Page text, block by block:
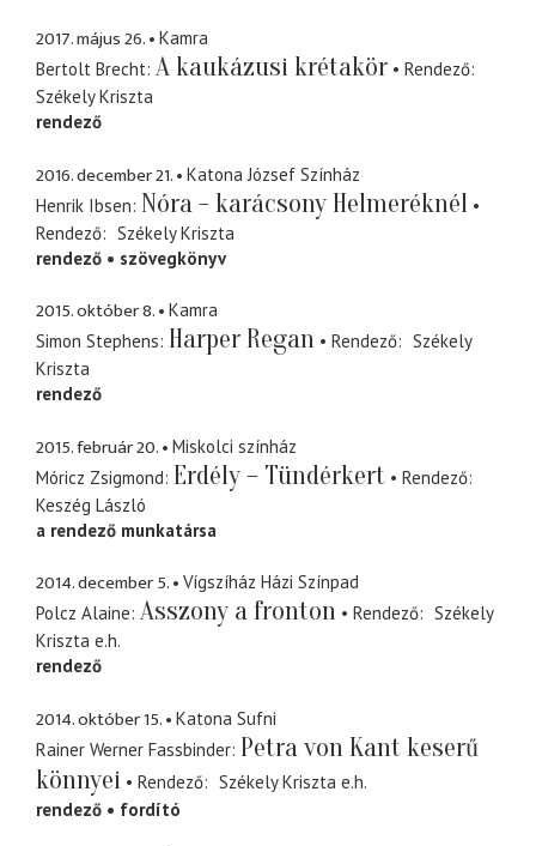
2017. május 26.
Kamra
Bertolt Brecht A kaukázusi krétakör
Rendező
Székely Kriszta
rendező
2016. december 21.
Katona József Színház
Henrik Ibsen Nóra - karácsony Helmeréknél
Rendező
Székely Kriszta
rendező
szövegkönyv
2015. október 8.
Kamra
Simon Stephens Harper Regan Rendező
Székely
Kriszta
rendező
2015. február 20.
Miskolci színház
Móricz Zsigmond Erdély – Tündérkert
Rendező
Keszég László
a rendező munkatársa
2014. december 5.
Vígszíház Házi Színpad
Polcz Alaine Asszony a fronton Rendező
Székely
Kriszta e.h.
rendező
2014. október 15.
Katona Sufni
Rainer Werner Fassbinder Petra von Kant keserű
könnyei
Rendező Székely Kriszta e.h.
rendező
fordító